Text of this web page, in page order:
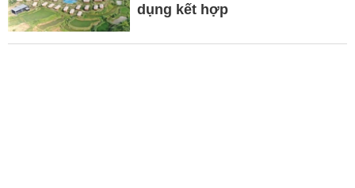
dụng kết hợp